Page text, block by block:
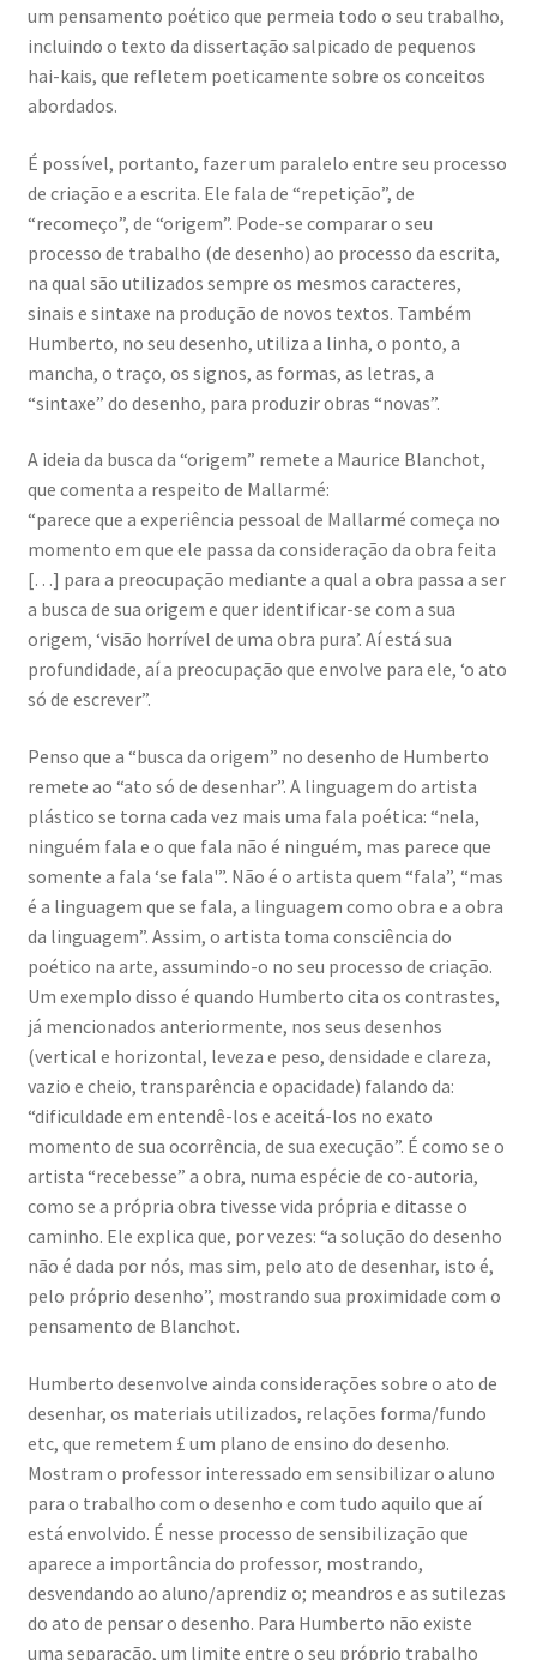
um pensamento poético que permeia todo o seu trabalho,
incluindo o texto da dissertação salpicado de pequenos
hai-kais, que refletem poeticamente sobre os conceitos
abordados.
É possível, portanto, fazer um paralelo entre seu processo
de criação e a escrita. Ele fala de “repetição”, de
“recomeço”, de “origem”. Pode-se comparar o seu
processo de trabalho (de desenho) ao processo da escrita,
na qual são utilizados sempre os mesmos caracteres,
sinais e sintaxe na produção de novos textos. Também
Humberto, no seu desenho, utiliza a linha, o ponto, a
mancha, o traço, os signos, as formas, as letras, a
“sintaxe” do desenho, para produzir obras “novas”.
A ideia da busca da “origem” remete a Maurice Blanchot,
que comenta a respeito de Mallarmé:
“parece que a experiência pessoal de Mallarmé começa no
momento em que ele passa da consideração da obra feita
[…] para a preocupação mediante a qual a obra passa a ser
a busca de sua origem e quer identificar-se com a sua
origem, ‘visão horrível de uma obra pura’. Aí está sua
profundidade, aí a preocupação que envolve para ele, ‘o ato
só de escrever”.
Penso que a “busca da origem” no desenho de Humberto
remete ao “ato só de desenhar”. A linguagem do artista
plástico se torna cada vez mais uma fala poética: “nela,
ninguém fala e o que fala não é ninguém, mas parece que
somente a fala ‘se fala'”. Não é o artista quem “fala”, “mas
é a linguagem que se fala, a linguagem como obra e a obra
da linguagem”. Assim, o artista toma consciência do
poético na arte, assumindo-o no seu processo de criação.
Um exemplo disso é quando Humberto cita os contrastes,
já mencionados anteriormente, nos seus desenhos
(vertical e horizontal, leveza e peso, densidade e clareza,
vazio e cheio, transparência e opacidade) falando da:
“dificuldade em entendê-los e aceitá-los no exato
momento de sua ocorrência, de sua execução”. É como se o
artista “recebesse” a obra, numa espécie de co-autoria,
como se a própria obra tivesse vida própria e ditasse o
caminho. Ele explica que, por vezes: “a solução do desenho
não é dada por nós, mas sim, pelo ato de desenhar, isto é,
pelo próprio desenho”, mostrando sua proximidade com o
pensamento de Blanchot.
Humberto desenvolve ainda considerações sobre o ato de
desenhar, os materiais utilizados, relações forma/fundo
etc, que remetem £ um plano de ensino do desenho.
Mostram o professor interessado em sensibilizar o aluno
para o trabalho com o desenho e com tudo aquilo que aí
está envolvido. É nesse processo de sensibilização que
aparece a importância do professor, mostrando,
desvendando ao aluno/aprendiz o; meandros e as sutilezas
do ato de pensar o desenho. Para Humberto não existe
uma separação, um limite entre o seu próprio trabalho